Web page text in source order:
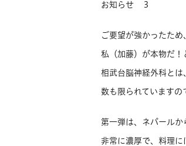
お知らせ ３
ご要望が強かったため
私（加藤）が本物だ！
相武台脳神経外科とは
数も限られていますの
第一弾は、ネパールか
非常に濃厚で、料理に